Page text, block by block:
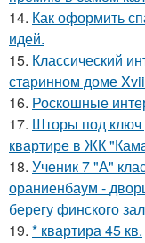
14. Как оформить
идей.
15. Классический
старинном доме
16. Роскошные
17. Шторы под ключ
квартире в ЖК
18. Ученик 7 "А"
ораниенбаум -
берегу финского
19. * квартира 45 кв.